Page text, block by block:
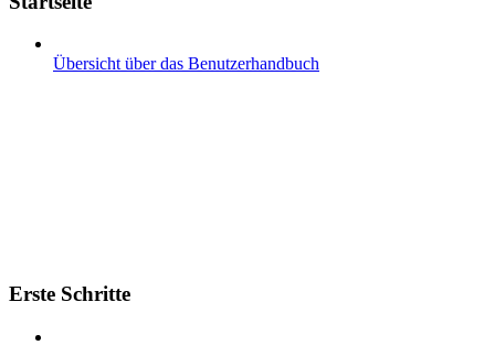
Übersicht über das Benutzerhandbuch
Erste Schritte